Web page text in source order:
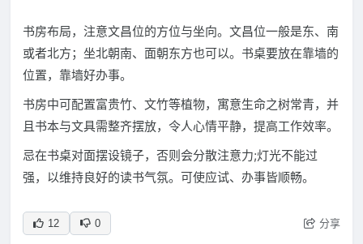
书房布局，注意文昌位的方位与坐向。文昌位一般是东、南
或者北方；坐北朝南、面朝东方也可以。书桌要放在靠墙的
位置，靠墙好办事。
书房中可配置富贵竹、文竹等植物，寓意生命之树常青，并
且书本与文具需整齐摆放，令人心情平静，提高工作效率。
忌在书桌对面摆设镜子，否则会分散注意力;灯光不能过
强，以维持良好的读书气氛。可使应试、办事皆顺畅。
12 0 分享